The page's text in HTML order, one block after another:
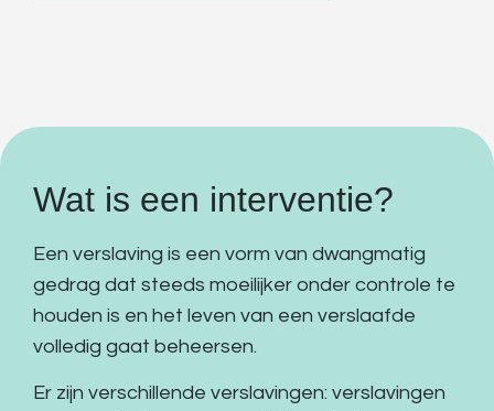
Wat is een interventie?
Een verslaving is een vorm van dwangmatig
gedrag dat steeds moeilijker onder controle te
houden is en het leven van een verslaafde
volledig gaat beheersen.
Er zijn verschillende verslavingen: verslavingen